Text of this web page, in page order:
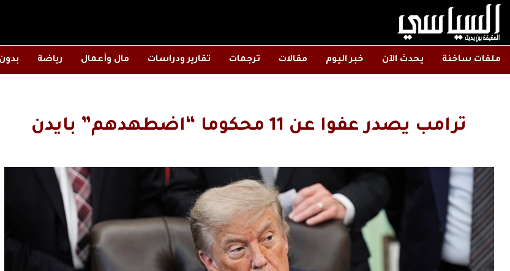
ملفات ساخنة يحدث الآن خبر اليوم مقالات ترجمات تقارير ودراسات مال وأعمال رياضة
ترامب يصدر عفوا عن 11 محكوما “اضطهدهم” بايدن